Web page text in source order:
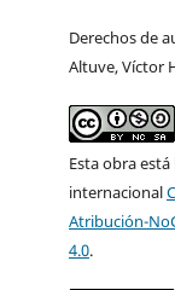
Derechos de
Altuve, Víctor
Esta obra
internacional
Atribución-
4.0.